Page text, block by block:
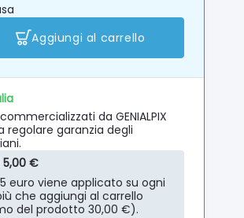
Aggiungi al carrello
da GENIALPIX
regolare garanzia degli
5,00 €
euro viene applicato su ogni
che aggiungi al carrello
del prodotto 30,00 €).